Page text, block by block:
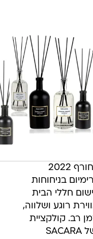
רשת SACARA משיקה לכבוד החורף 2022
בניחוחות
חללי הבית
רוגע ושלווה,
רב. קולקציית
המבשמים מרחיבה את ההיצע של SACARA